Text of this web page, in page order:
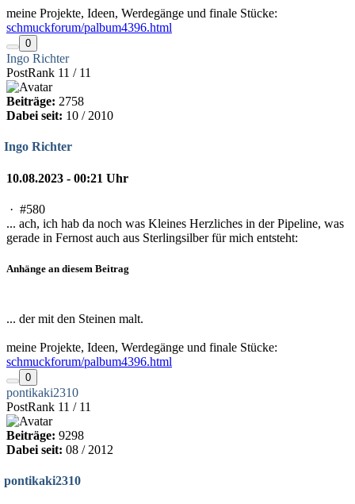
meine Projekte, Ideen, Werdegänge und finale Stücke:
schmuckforum/palbum4396.html
0
Ingo Richter
PostRank 11 / 11
Beiträge: 2758
Dabei seit: 10 / 2010
Ingo Richter
10.08.2023 - 00:21 Uhr
· #580
... ach, ich hab da noch was Kleines Herzliches in der Pipeline, was
gerade in Fernost auch aus Sterlingsilber für mich entsteht:
Anhänge an diesem Beitrag
... der mit den Steinen malt.
meine Projekte, Ideen, Werdegänge und finale Stücke:
schmuckforum/palbum4396.html
0
pontikaki2310
PostRank 11 / 11
Beiträge: 9298
Dabei seit: 08 / 2012
pontikaki2310